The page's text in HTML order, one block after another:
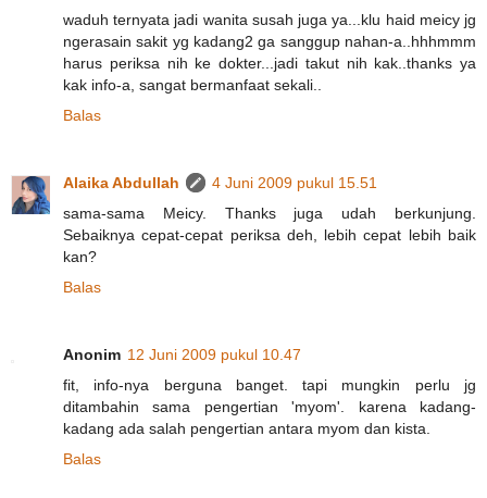
waduh ternyata jadi wanita susah juga ya...klu haid meicy jg
ngerasain sakit yg kadang2 ga sanggup nahan-a..hhhmmm
harus periksa nih ke dokter...jadi takut nih kak..thanks ya
kak info-a, sangat bermanfaat sekali..
Balas
Alaika Abdullah
4 Juni 2009 pukul 15.51
sama-sama Meicy. Thanks juga udah berkunjung.
Sebaiknya cepat-cepat periksa deh, lebih cepat lebih baik
kan?
Balas
Anonim 12 Juni 2009 pukul 10.47
fit, info-nya berguna banget. tapi mungkin perlu jg
ditambahin sama pengertian 'myom'. karena kadang-
kadang ada salah pengertian antara myom dan kista.
Balas